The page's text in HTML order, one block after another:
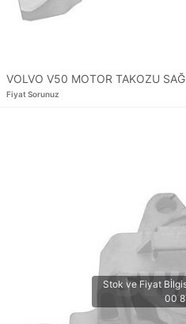
VOLVO V50 MOTOR TAKOZU SAĞ
Fiyat Sorunuz